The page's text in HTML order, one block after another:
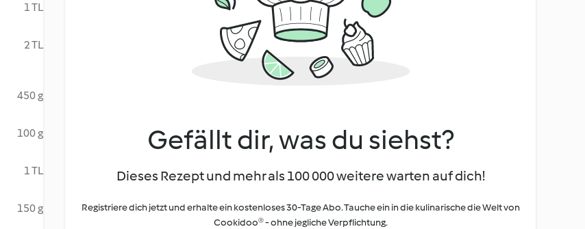
1 TL
2 TL
450 g
100 g
1 TL
150 g
Gefällt dir, was du siehst?
Dieses Rezept und mehr als 100 000 weitere warten auf dich!
Registriere dich jetzt und erhalte ein kostenloses 30-Tage Abo. Tauche ein in die kulinarische die Welt von
Cookidoo® - ohne jegliche Verpflichtung.